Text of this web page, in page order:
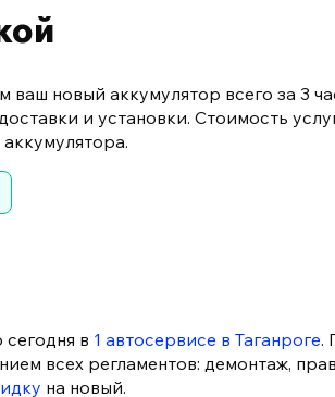
новый аккумулятор всего за 3
и установки. Стоимость
в 1 автосервисе в Таганроге.
всех регламентов: демонтаж,
на новый.